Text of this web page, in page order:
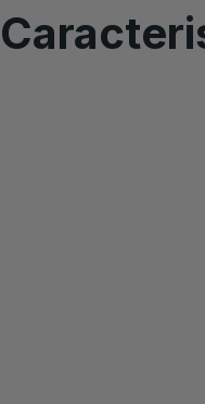
Uleiul de motor este
Conține un set de
Acest ulei îndeplinește